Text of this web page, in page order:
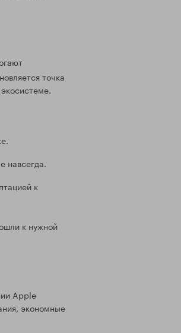
точка
навсегда.
к
к нужной
Apple
экономные